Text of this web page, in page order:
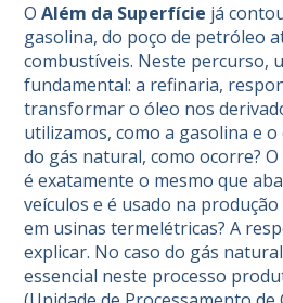
OAlém da Superfície já
gasolina, do poço de petróleo
combustíveis. Neste percurso,
fundamental: a refinaria,
transformar o óleo nos
utilizamos, como a gasolina e o
do gás natural, como ocorre?
é exatamente o mesmo que
veículos e é usado na
em usinas termelétricas? A
explicar. No caso do gás
essencial neste processo